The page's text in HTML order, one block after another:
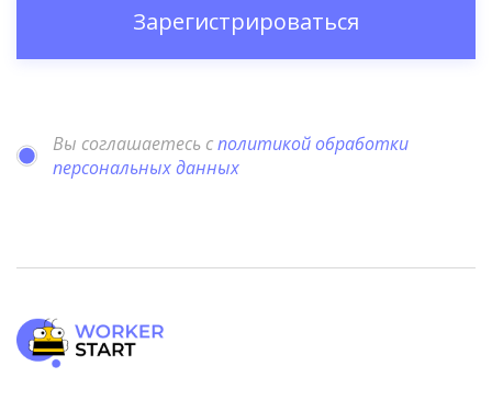
Зарегистрироваться
Вы соглашаетесь сполитикой обработки
персональных данных